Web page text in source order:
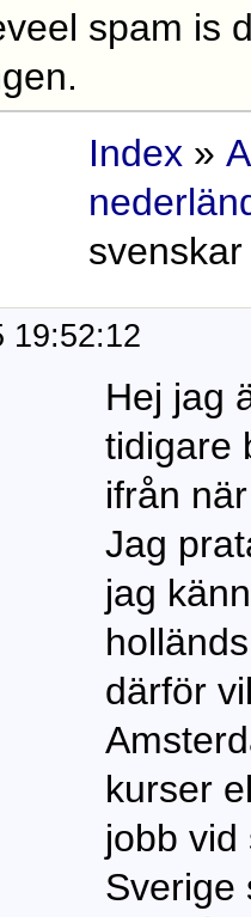
spam is
Index »
19:52:12
Hej jag
tidigare
ifrån
Jag
jag
därför
kurser
jobb
Sverige